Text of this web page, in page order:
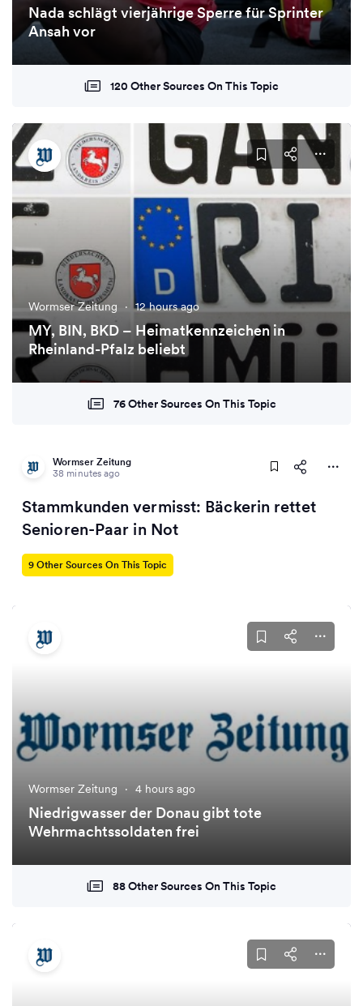
Nada schlägt vierjährige Sperre für Sprinter
Ansah vor
120 Other Sources On This Topic
Wormser Zeitung · 12 hours ago
MY, BIN, BKD – Heimatkennzeichen in
Rheinland-Pfalz beliebt
76 Other Sources On This Topic
Wormser Zeitung
38 minutes ago
Stammkunden vermisst: Bäckerin rettet
Senioren-Paar in Not
9 Other Sources On This Topic
Wormser Zeitung · 4 hours ago
Niedrigwasser der Donau gibt tote
Wehrmachtssoldaten frei
88 Other Sources On This Topic